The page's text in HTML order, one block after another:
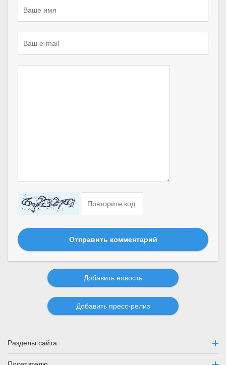
Отправить комментарий
Добавить новость
Добавить пресс-релиз
Разделы сайта